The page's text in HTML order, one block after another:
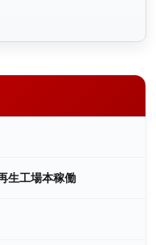
生工場本稼働